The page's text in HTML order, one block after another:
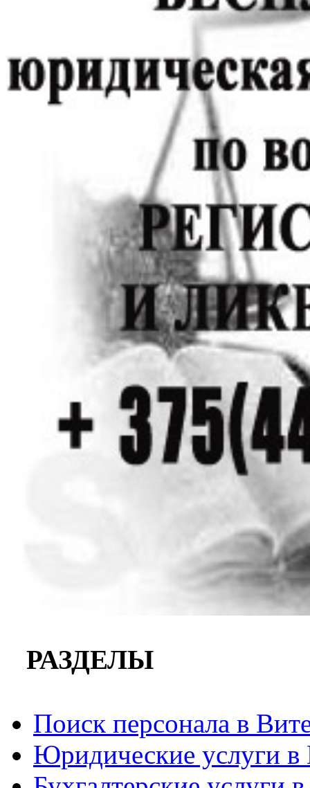
РАЗДЕЛЫ
Поиск персонала в
Юридические услуги в